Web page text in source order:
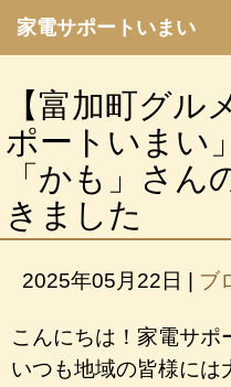
家電サポートいまい
【富加町グル
ポートいまい
「かも」さん
きました
2025年05月22日 | ブ
こんにちは！家電サポ
いつも地域の皆様には